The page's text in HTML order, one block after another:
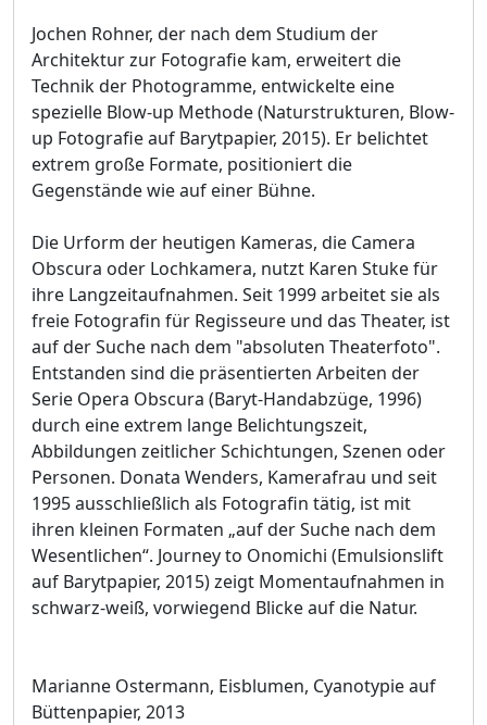
Jochen Rohner, der nach dem Studium der
Architektur zur Fotografie kam, erweitert die
Technik der Photogramme, entwickelte eine
spezielle Blow-up Methode (Naturstrukturen, Blow-
up Fotografie auf Barytpapier, 2015). Er belichtet
extrem große Formate, positioniert die
Gegenstände wie auf einer Bühne.
Die Urform der heutigen Kameras, die Camera
Obscura oder Lochkamera, nutzt Karen Stuke für
ihre Langzeitaufnahmen. Seit 1999 arbeitet sie als
freie Fotografin für Regisseure und das Theater, ist
auf der Suche nach dem "absoluten Theaterfoto".
Entstanden sind die präsentierten Arbeiten der
Serie Opera Obscura (Baryt-Handabzüge, 1996)
durch eine extrem lange Belichtungszeit,
Abbildungen zeitlicher Schichtungen, Szenen oder
Personen. Donata Wenders, Kamerafrau und seit
1995 ausschließlich als Fotografin tätig, ist mit
ihren kleinen Formaten „auf der Suche nach dem
Wesentlichen“. Journey to Onomichi (Emulsionslift
auf Barytpapier, 2015) zeigt Momentaufnahmen in
schwarz-weiß, vorwiegend Blicke auf die Natur.
Marianne Ostermann, Eisblumen, Cyanotypie auf
Büttenpapier, 2013